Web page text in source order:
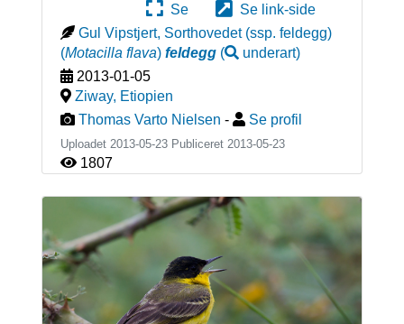
Se
Se link-side
Gul Vipstjert, Sorthovedet (ssp. feldegg)
(Motacilla flava) feldegg( underart)
2013-01-05
Ziway, Etiopien
Thomas Varto Nielsen - Se profil
Uploadet 2013-05-23 Publiceret 2013-05-23
1807